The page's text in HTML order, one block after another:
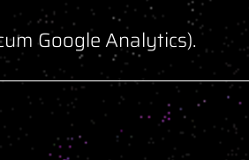
Google Analytics).